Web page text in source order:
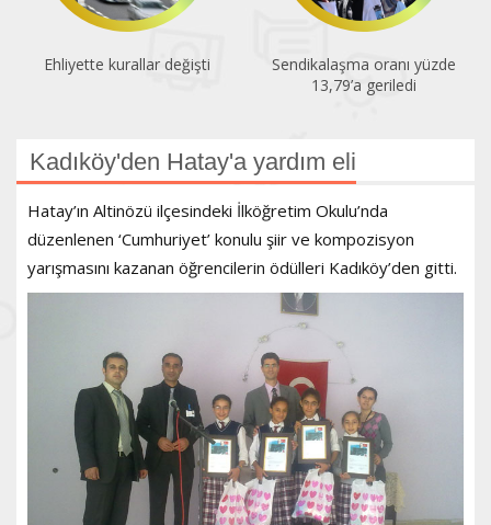
Ehliyette kurallar değişti
Sendikalaşma oranı yüzde
13,79’a geriledi
Kadıköy'den Hatay'a yardım eli
Hatay’ın Altinözü ilçesindeki İlköğretim Okulu’nda
düzenlenen ‘Cumhuriyet’ konulu şiir ve kompozisyon
yarışmasını kazanan öğrencilerin ödülleri Kadıköy’den gitti.